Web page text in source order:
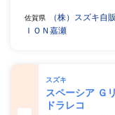
佐賀県
（株）スズキ
ＩＯＮ嘉瀬
スズキ
スペーシア
ドラレコ